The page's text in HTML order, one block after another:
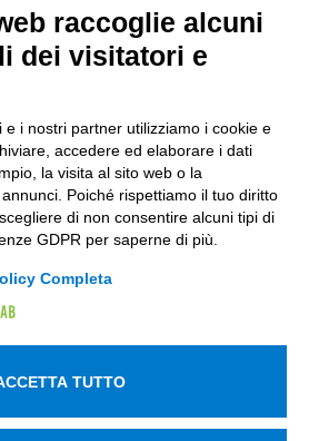
raccoglie alcuni
dei visitatori e
e i nostri partner utilizziamo i cookie e
accedere ed elaborare i dati
la visita al sito web o la
Poiché rispettiamo il tuo diritto
di non consentire alcuni tipi di
GDPR per saperne di più.
Completa
TUTTO